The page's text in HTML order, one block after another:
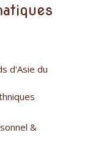
d'Asie du
&